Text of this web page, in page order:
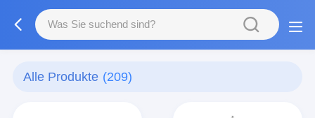
Alle Produkte (209)